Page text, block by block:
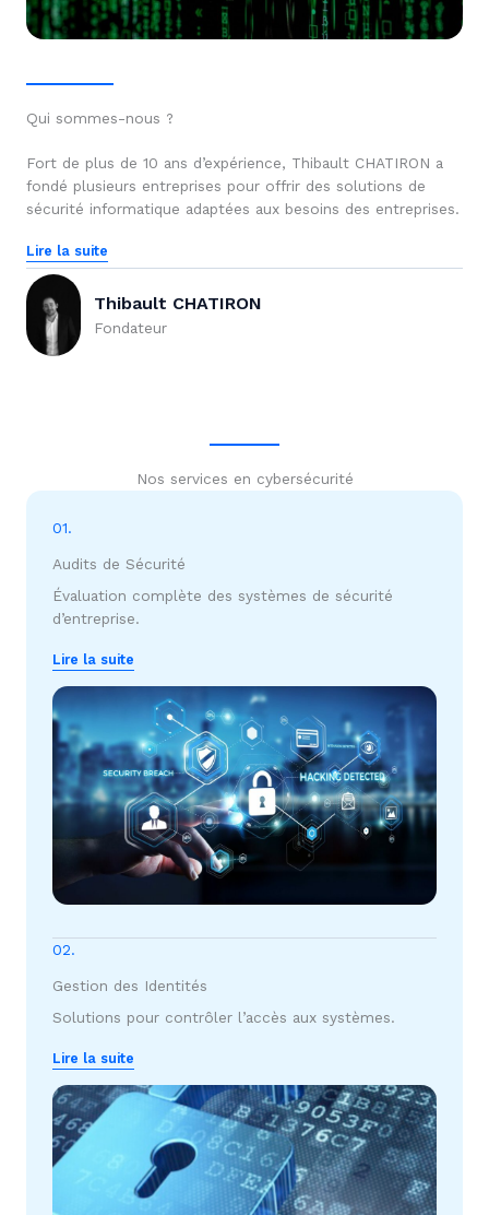
Qui sommes-nous ?
Fort de plus de 10 ans d’expérience, Thibault CHATIRON a
fondé plusieurs entreprises pour offrir des solutions de
sécurité informatique adaptées aux besoins des entreprises.
Lire la suite
Thibault CHATIRON
Fondateur
Nos services en cybersécurité
01.
Audits de Sécurité
Évaluation complète des systèmes de sécurité
d’entreprise.
Lire la suite
02.
Gestion des Identités
Solutions pour contrôler l’accès aux systèmes.
Lire la suite